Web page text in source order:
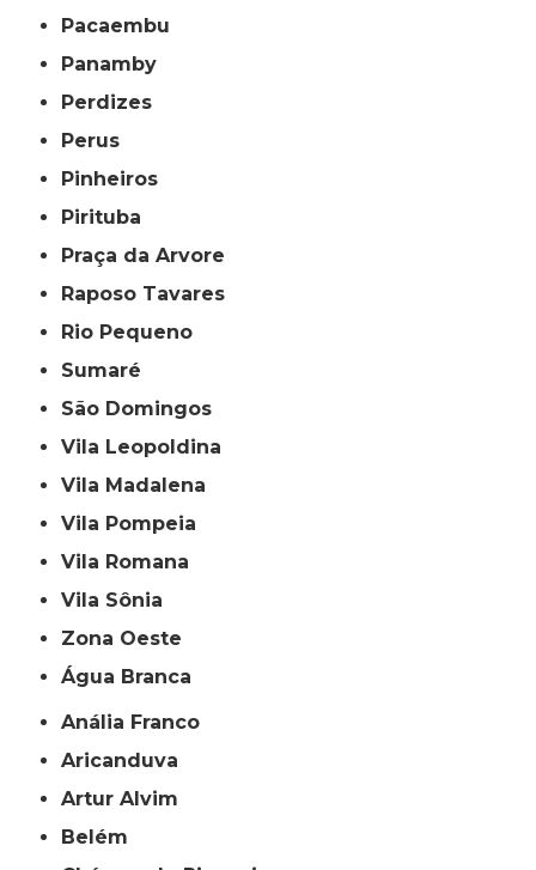
Pacaembu
Panamby
Perdizes
Perus
Pinheiros
Pirituba
Praça da Arvore
Raposo Tavares
Rio Pequeno
Sumaré
São Domingos
Vila Leopoldina
Vila Madalena
Vila Pompeia
Vila Romana
Vila Sônia
Zona Oeste
Água Branca
Anália Franco
Aricanduva
Artur Alvim
Belém